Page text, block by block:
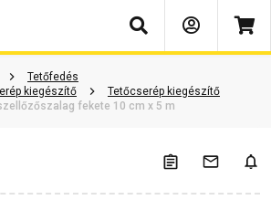
Keresés
Tetőfedés
kiegészítő
Tetőcserép kiegészítő
fekete 10 cm x 5 m
Kérdések és válaszok Kapcsolódó cikkek